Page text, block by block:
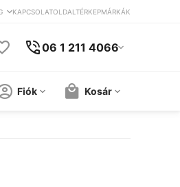
KAPCSOLATOLDALTÉRKEPMÁRKÁK
06 1 211 4066
Kosár
Fiók